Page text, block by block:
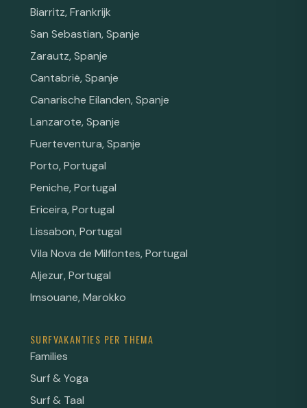
Biarritz, Frankrijk
San Sebastian, Spanje
Zarautz, Spanje
Cantabrië, Spanje
Canarische Eilanden, Spanje
Lanzarote, Spanje
Fuerteventura, Spanje
Porto, Portugal
Peniche, Portugal
Ericeira, Portugal
Lissabon, Portugal
Vila Nova de Milfontes, Portugal
Aljezur, Portugal
Imsouane, Marokko
SURFVAKANTIES PER THEMA
Families
Surf & Yoga
Surf & Taal